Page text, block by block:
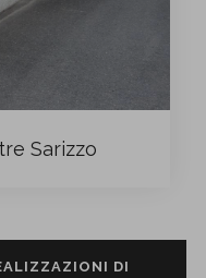
Sarizzo
DI